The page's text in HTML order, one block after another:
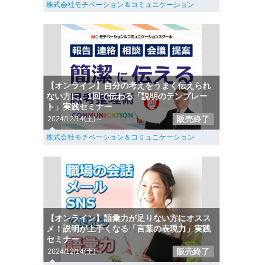
株式会社モチベーション＆コミュニケーション
【オンライン】自分の考えをうまく伝えられ
ない方に。1回で伝わる「説明のテンプレー
ト」実践セミナー
2024/12/14(土)～ 販売終了
株式会社モチベーション＆コミュニケーション
【オンライン】語彙力が足りない方にオスス
メ！説明が上手くなる「言葉の表現力」実践
セミナー
2024/12/14(土)～ 販売終了